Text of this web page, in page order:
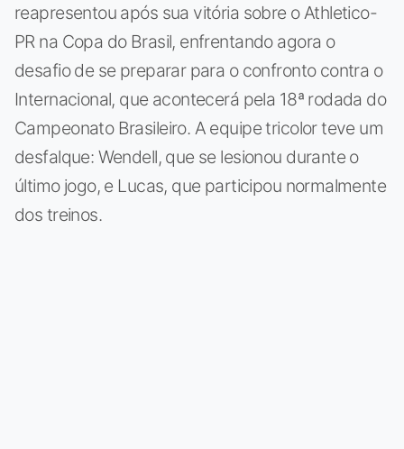
reapresentou após sua vitória sobre o Athletico-
PR na Copa do Brasil, enfrentando agora o
desafio de se preparar para o confronto contra o
Internacional, que acontecerá pela 18ª rodada do
Campeonato Brasileiro. A equipe tricolor teve um
desfalque: Wendell, que se lesionou durante o
último jogo, e Lucas, que participou normalmente
dos treinos.